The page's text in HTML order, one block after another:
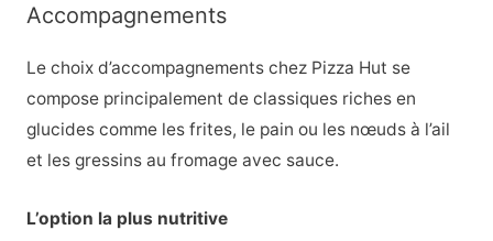
Accompagnements
Le choix d’accompagnements chez Pizza Hut se
compose principalement de classiques riches en
glucides comme les frites, le pain ou les nœuds à l’ail
et les gressins au fromage avec sauce.
L’option la plus nutritive